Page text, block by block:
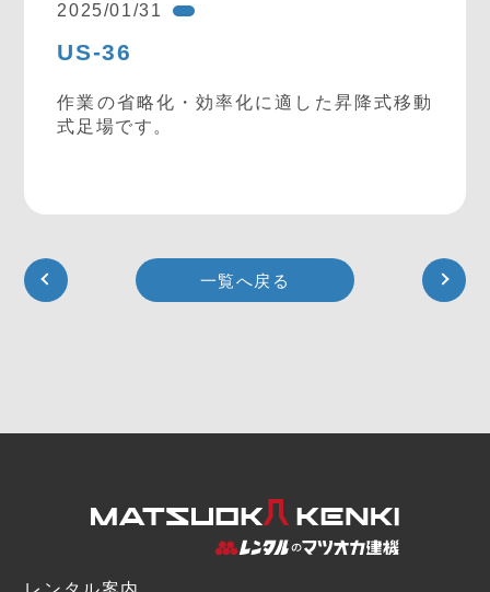
2025/01/31
US-36
作業の省略化・効率化に適した昇降式移動
式足場です。
一覧へ戻る